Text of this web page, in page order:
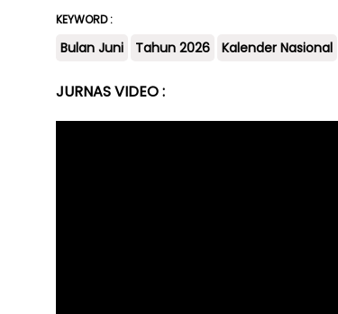
KEYWORD :
Bulan Juni Tahun 2026 Kalender Nasional
JURNAS VIDEO :